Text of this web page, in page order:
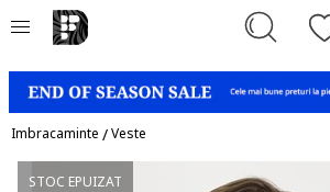
Imbracaminte /Veste
STOC EPUIZAT